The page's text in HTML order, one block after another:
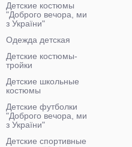
Детские костюмы
"Доброго вечора, ми
з України"
Одежда детская
Детские костюмы-
тройки
Детские школьные
костюмы
Детские футболки
"Доброго вечора, ми
з України"
Детские спортивные